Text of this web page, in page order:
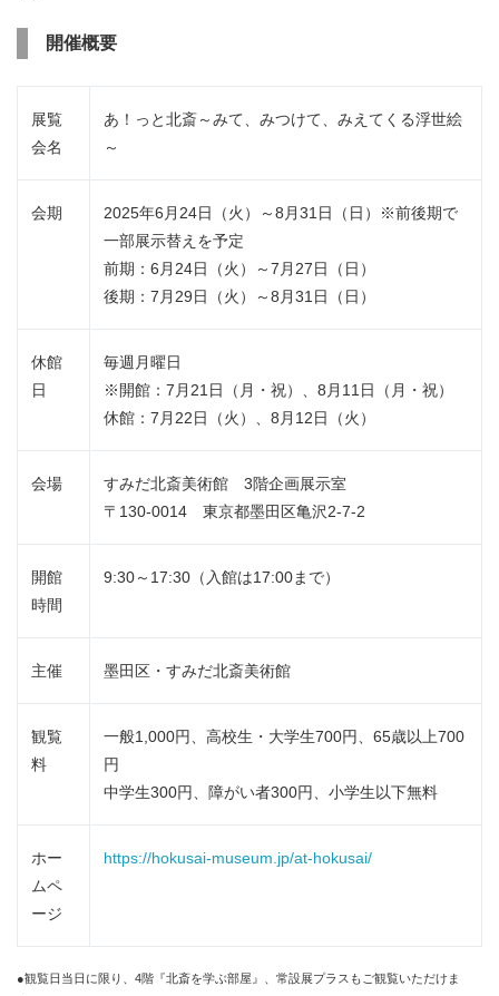
開催概要
展覧
会名
あ！っと北斎～みて、みつけて、みえてくる浮世絵
～
会期
2025年6月24日（火）～8月31日（日）※前後期で
一部展示替えを予定
前期：6月24日（火）～7月27日（日）
後期：7月29日（火）～8月31日（日）
休館
日
毎週月曜日
※開館：7月21日（月・祝）、8月11日（月・祝）
休館：7月22日（火）、8月12日（火）
会場
すみだ北斎美術館 3階企画展示室
〒130-0014 東京都墨田区亀沢2-7-2
開館
時間
9:30～17:30（入館は17:00まで）
主催 墨田区・すみだ北斎美術館
観覧
料
一般1,000円、高校生・大学生700円、65歳以上700
円
中学生300円、障がい者300円、小学生以下無料
ホー
ムペ
ージ
https://hokusai-museum.jp/at-hokusai/
●観覧日当日に限り、4階『北斎を学ぶ部屋』、常設展プラスもご観覧いただけま